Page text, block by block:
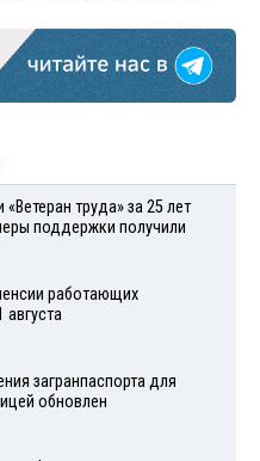
труда» за 25 лет
поддержки получили
работающих
августа
загранпаспорта для
обновлен